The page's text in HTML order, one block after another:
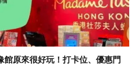
館原來很好玩！打卡位、優惠門